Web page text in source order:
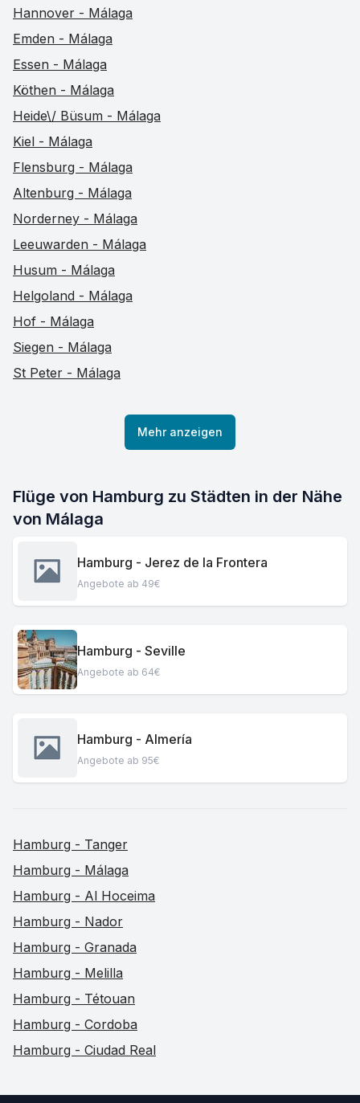
Hannover - Málaga
Emden - Málaga
Essen - Málaga
Köthen - Málaga
Heide\/ Büsum - Málaga
Kiel - Málaga
Flensburg - Málaga
Altenburg - Málaga
Norderney - Málaga
Leeuwarden - Málaga
Husum - Málaga
Helgoland - Málaga
Hof - Málaga
Siegen - Málaga
St Peter - Málaga
Mehr anzeigen
Flüge von Hamburg zu Städten in der Nähe
von Málaga
Hamburg - Jerez de la Frontera
Angebote ab 49€
Hamburg - Seville
Angebote ab 64€
Hamburg - Almería
Angebote ab 95€
Hamburg - Tanger
Hamburg - Málaga
Hamburg - Al Hoceima
Hamburg - Nador
Hamburg - Granada
Hamburg - Melilla
Hamburg - Tétouan
Hamburg - Cordoba
Hamburg - Ciudad Real